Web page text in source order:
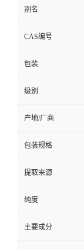
别名
CAS编号
包装
级别
产地/厂商
包装规格
提取来源
纯度
主要成分